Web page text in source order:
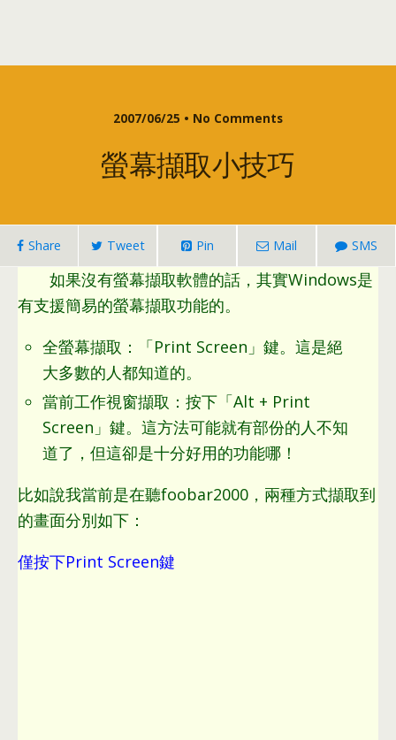
2007/06/25 • No Comments
螢幕擷取小技巧
Share Tweet Pin Mail SMS
如果沒有螢幕擷取軟體的話 ， 其實Windows是
有支援簡易的螢幕擷取功能的。
全螢幕擷取 ： 「Print Screen」鍵。這是絕
大多數的人都知道的。
當前工作視窗擷取 ：按下「Alt + Print
Screen」鍵。這方法可能就有部份的人不知
道了 ，但這卻是十分好用的功能哪！
比如說我當前是在聽foobar2000 ， 兩種方式擷取到
的畫面分別如下 ：
僅按下Print Screen鍵